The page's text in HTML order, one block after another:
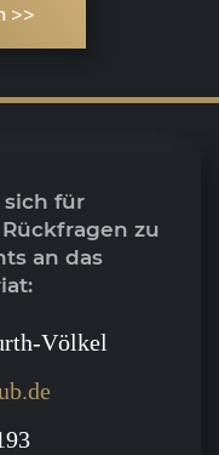
>>
für
zu
an das
Völkel